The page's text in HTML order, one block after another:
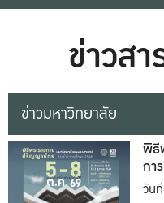
ข่าวส
ข่าวมหาวิทยาลัย
พิธี
กา
วัน